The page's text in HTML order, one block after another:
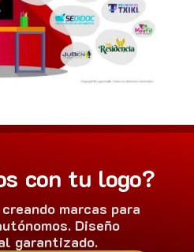
con tu logo?
marcas para
Diseño
garantizado.